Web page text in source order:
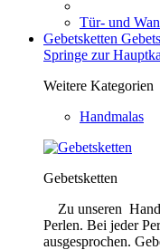
Tür- und
Gebetsketten
Springe zur
Weitere Kategorien
Handmalas
Gebetsketten
Zu unseren
Perlen. Bei jeder
ausgesprochen.